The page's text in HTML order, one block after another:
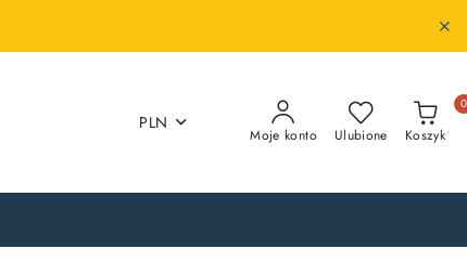
PLN
Moje konto Ulubione Koszyk
0